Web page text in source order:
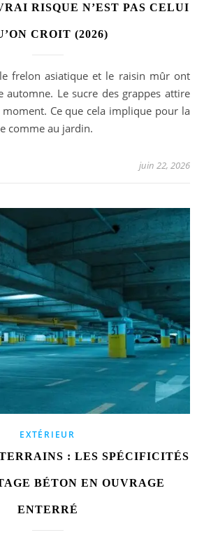
RISQUE N’EST PAS CELUI
CROIT (2026)
automne. Le sucre des grappes attire
Ce que cela implique pour la
comme au jardin.
juin 22, 2026
EXTÉRIEUR
: LES SPÉCIFICITÉS
BÉTON EN OUVRAGE
ENTERRÉ